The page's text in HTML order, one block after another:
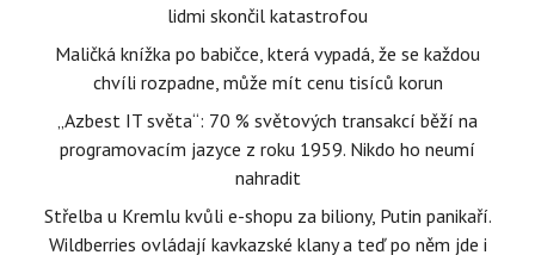
lidmi skončil katastrofou
Maličká knížka po babičce, která vypadá, že se každou
chvíli rozpadne, může mít cenu tisíců korun
„Azbest IT světa“: 70 % světových transakcí běží na
programovacím jazyce z roku 1959. Nikdo ho neumí
nahradit
Střelba u Kremlu kvůli e-shopu za biliony, Putin panikaří.
Wildberries ovládají kavkazské klany a teď po něm jde i